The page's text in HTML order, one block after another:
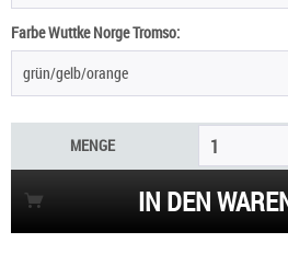
Farbe Wuttke Norge Tromso:
grün/gelb/orange
MENGE 1
IN DEN